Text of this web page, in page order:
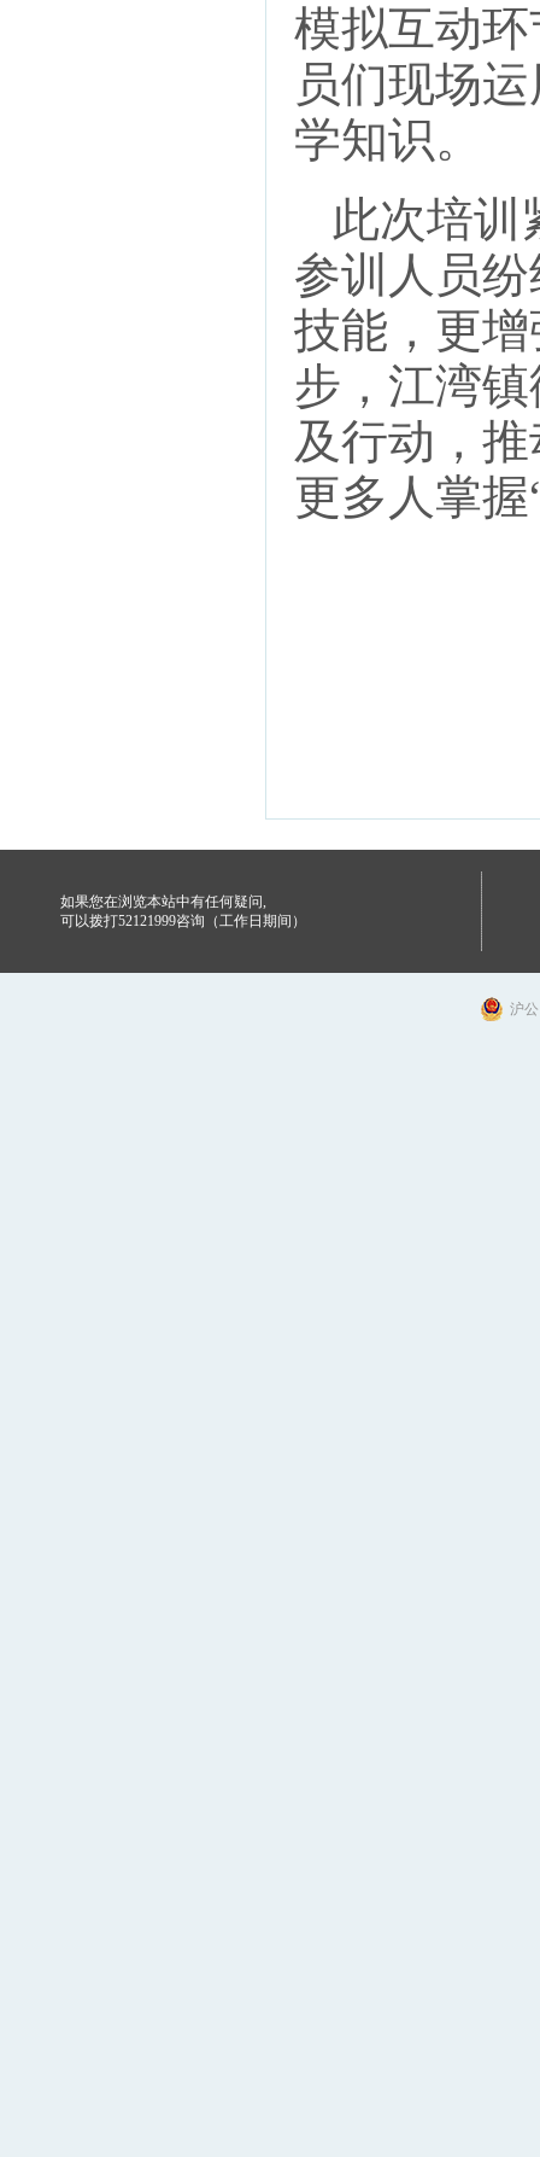
模拟互动
员们现场
学知识。
此次培训
参训人员
技能，更
步，江湾
及行动，
更多人掌
如果您在浏览本站中有任何疑问,
可以拨打52121999咨询（工作日期间）
沪公